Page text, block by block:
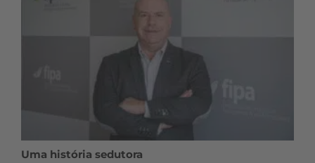
Uma história sedutora